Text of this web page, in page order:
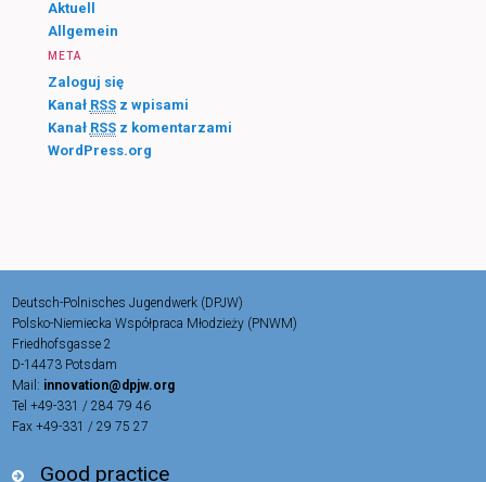
Aktuell
Allgemein
META
Zaloguj się
Kanał RSSz wpisami
Kanał RSSz komentarzami
WordPress.org
Deutsch-Polnisches Jugendwerk (DPJW)
Polsko-Niemiecka Współpraca Młodzieży (PNWM)
Friedhofsgasse 2
D-14473 Potsdam
Mail: innovation@dpjw.org
Tel +49-331 / 284 79 46
Fax +49-331 / 29 75 27
Good practice